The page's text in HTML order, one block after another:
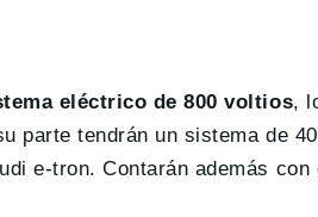
eléctrico de 800 voltios,
parte tendrán un sistema de
e-tron. Contarán además con